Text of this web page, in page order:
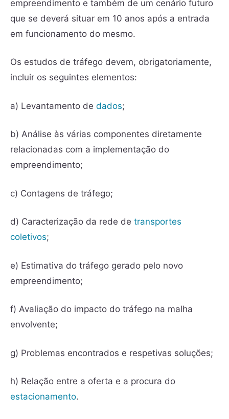
empreendimento e também de um cenário futuro
que se deverá situar em 10 anos após a entrada
em funcionamento do mesmo.
Os estudos de tráfego devem, obrigatoriamente,
incluir os seguintes elementos:
a) Levantamento de dados;
b) Análise às várias componentes diretamente
relacionadas com a implementação do
empreendimento;
c) Contagens de tráfego;
d) Caracterização da rede de transportes
coletivos;
e) Estimativa do tráfego gerado pelo novo
empreendimento;
f) Avaliação do impacto do tráfego na malha
envolvente;
g) Problemas encontrados e respetivas soluções;
h) Relação entre a oferta e a procura do
estacionamento.